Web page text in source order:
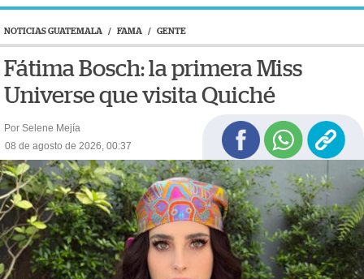
NOTICIAS GUATEMALA / FAMA / GENTE
Fátima Bosch: la primera Miss
Universe que visita Quiché
Por Selene Mejía
08 de agosto de 2026, 00:37